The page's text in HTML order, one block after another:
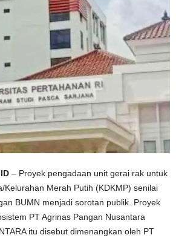
– Proyek pengadaan unit gerai rak untuk
Kelurahan Merah Putih (KDKMP) senilai
BUMN menjadi sorotan publik. Proyek
PT Agrinas Pangan Nusantara
itu disebut dimenangkan oleh PT